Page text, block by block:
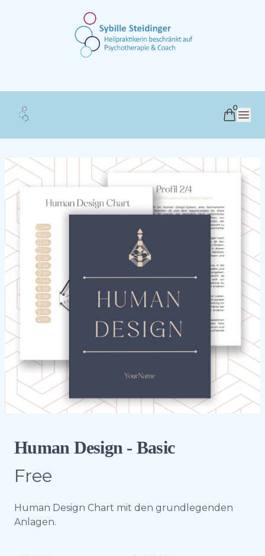
Human Design München & Pullach 0
Open
Human Design - Basic
Product information
Free
Description
Human Design Chart mit den grundlegenden
Anlagen.